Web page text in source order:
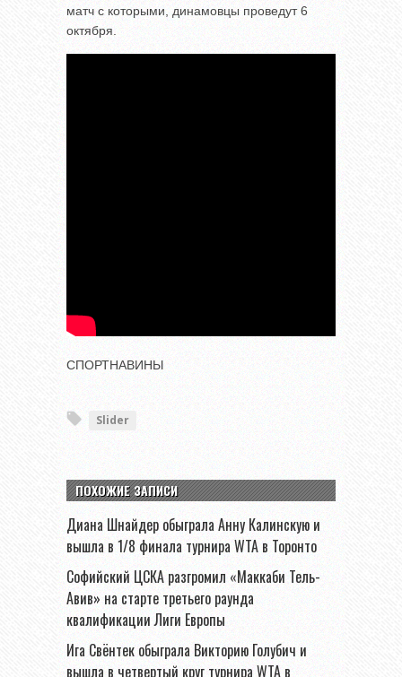
матч с которыми, динамовцы проведут 6
октября.
СПОРТНАВИНЫ
Slider
ПОХОЖИЕ ЗАПИСИ
Диана Шнайдер обыграла Анну Калинскую и
вышла в 1/8 финала турнира WTA в Торонто
Софийский ЦСКА разгромил «Маккаби Тель-
Авив» на старте третьего раунда
квалификации Лиги Европы
Ига Свёнтек обыграла Викторию Голубич и
вышла в четвертый круг турнира WTA в